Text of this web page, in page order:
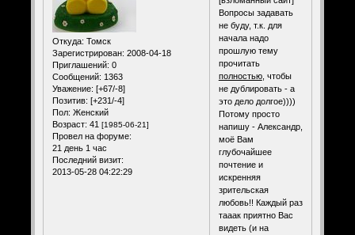
Откуда: Томск
Зарегистрирован: 2008-04-18
Приглашений: 0
Сообщений: 1363
Уважение: [+67/-8]
Позитив: [+231/-4]
Пол: Женский
Возраст: 41 [1985-06-21]
Провел на форуме:
21 день 1 час
Последний визит:
2013-05-28 04:22:29
Вопросы задавать
не буду, т.к. для
начала надо
прошлую тему
прочитать
полностью, чтобы
не дублировать - а
это дело долгое))))
Потому просто
напишу - Александр,
моё Вам
глубочайшее
почтение и
искренняя
зрительская
любовь!! Каждый раз
тааак приятно Вас
видеть (и на